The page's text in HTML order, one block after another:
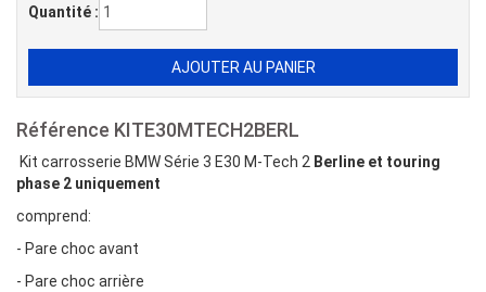
Quantité :
Référence KITE30MTECH2BERL
Kit carrosserie BMW Série 3 E30 M-Tech 2 Berline et touring
phase 2 uniquement
comprend:
- Pare choc avant
- Pare choc arrière